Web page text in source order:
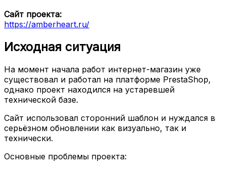
Сайт проекта:
https://amberheart.ru/
Исходная ситуация
На момент начала работ интернет-магазин уже
существовал и работал на платформе PrestaShop,
однако проект находился на устаревшей
технической базе.
Сайт использовал сторонний шаблон и нуждался в
серьёзном обновлении как визуально, так и
технически.
Основные проблемы проекта: